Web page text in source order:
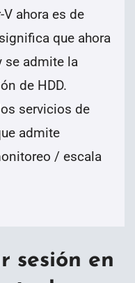
ahora es de
que ahora
se admite la
de HDD.
servicios de
admite
/ escala
sesión en